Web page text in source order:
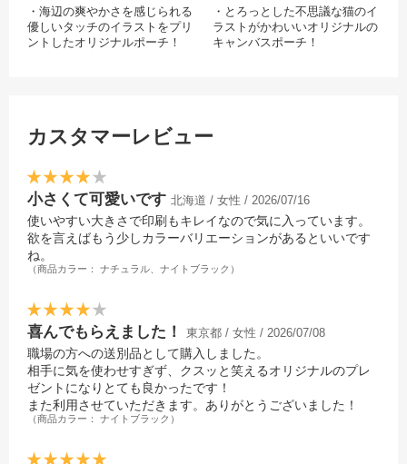
・海辺の爽やかさを感じられる
優しいタッチのイラストをプリ
ントしたオリジナルポーチ！
ノベルティ、ギフトなど幅広い
・とろっとした不思議な猫のイ
ラストがかわいいオリジナルの
キャンバスポーチ！
カスタマーレビュー
小さくて可愛いです 北海道 / 女性 / 2026/07/16
使いやすい大きさで印刷もキレイなので気に入っています。
欲を言えばもう少しカラーバリエーションがあるといいです
ね。
（商品カラー： ナチュラル、ナイトブラック）
喜んでもらえました！ 東京都 / 女性 / 2026/07/08
職場の方への送別品として購入しました。
相手に気を使わせすぎず、クスッと笑えるオリジナルのプレ
ゼントになりとても良かったです！
また利用させていただきます。ありがとうございました！
（商品カラー： ナイトブラック）